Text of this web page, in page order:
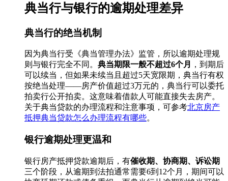
典当行与银行的逾期处理差异
典当行的绝当机制
因为典当行受《典当管理办法》监管，所以逾期处理规
则与银行完全不同。 典当期限一般不超过6个月
，到期后
可以续当，但如果未续当且超过5天宽限期，典当行有权
按绝当处理——房产价值超过3万元的，典当行可以委托
拍卖行公开拍卖。这意味着借款人可能直接失去房产。
关于典当贷款的办理流程和注意事项，可参考北京房产
抵押典当贷款怎么办理流程有哪些。
银行逾期处理更温和
银行房产抵押贷款逾期后，有催收期、协商期、诉讼期
三个阶段，从逾期到法拍通常需要6到12个月，期间可以